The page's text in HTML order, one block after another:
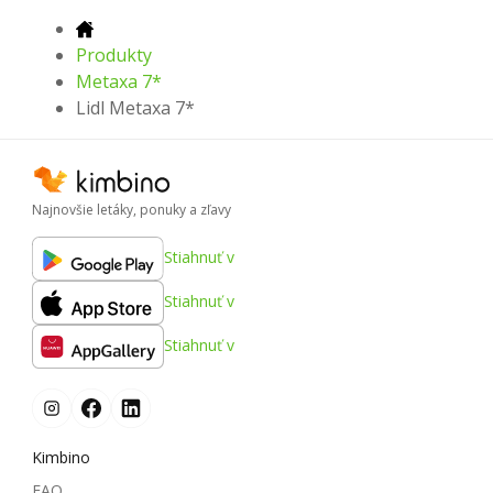
Produkty
Metaxa 7*
Lidl Metaxa 7*
Najnovšie letáky, ponuky a zľavy
Stiahnuť v
Stiahnuť v
Stiahnuť v
Kimbino